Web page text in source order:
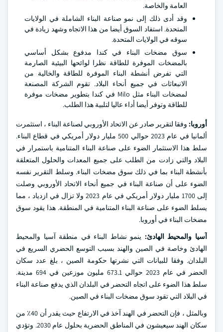
العامة والخاصة.
وقد أدى ذلك إلى نمو صناعة البناء الشاملة في الولايات
المتحدة. استفاد السوق أيضا من هذا الاتجاه وشهد زيادة في
سوقه في الولايات المتحدة.
سوق مضخات البناء في كندا مدفوع بشكل أساسي
بالمضخات الموفرة للطاقة نظرا لوائحها البيئية الصارمة
التي تفرض أنشطة البناء الموفرة للطاقة والخالية من
الانبعاثات في جميع أنحاء البلاد. تقوم الشركة المصنعة
لمضخات البناء مثل Milo في كندا بتطوير مضخات موفرة
للطاقة وتوفر أيضا أداء عاليا لتلبية هذا الطلب.
أوروبا: وفقا لتقرير صادر عن الاتحاد الأوروبي لصناعة البناء ، استثمرت
ألمانيا في عام 2023 حوالي 500 مليار دولار أمريكي في قطاع البناء.
سلط هذا الاستثمار الضوء على صناعة البناء المتنامية باستمرار في
البلاد والتي زادت من الطلب على جميع المعدات والحلول المتعلقة
بأنشطة البناء بما في ذلك سوق مضخات البناء. وسلط التقرير نفسه
الضوء على أن صناعة البناء في جميع أنحاء الاتحاد الأوروبي وصلت
إلى 1700 مليار دولار أمريكي في عام 2023 ولا تزال في ازدياد ، مما
يسلط الضوء على صناعة البناء المتنامية في المنطقة. هذا يقود سوق
مضخات البناء في أوروبا.
آسيا والمحيط الهادئ: ينمو نشاط البناء في منطقة آسيا والمحيط
الهادئ وخاصة في الصين والهند بسبب التوسع الحضري السريع في
البلدان. وفقا للبيانات التي نشرتها حكومة الصين ، بلغ عدد سكان
الحضر في عام 2023 حوالي 673.1 مليون موزعين في 694 مدينة.
سلط هذا الضوء على اتجاه التحضر في البلدان الذي يدفع صناعة البناء
في البلاد التي تقود سوق مضخات البناء في الصين.
وبالمثل ، فإن التحضر في الهند آخذ في الارتفاع حيث يقدر أن 40٪ من
سكان الهند سيعيشون في المناطق الحضرية بحلول عام 2030. وتؤدي